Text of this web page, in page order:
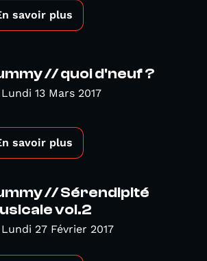
savoir plus
// quoi d'neuf ?
Lundi 13 Mars 2017
savoir plus
// Sérendipité
vol.2
Lundi 27 Février 2017